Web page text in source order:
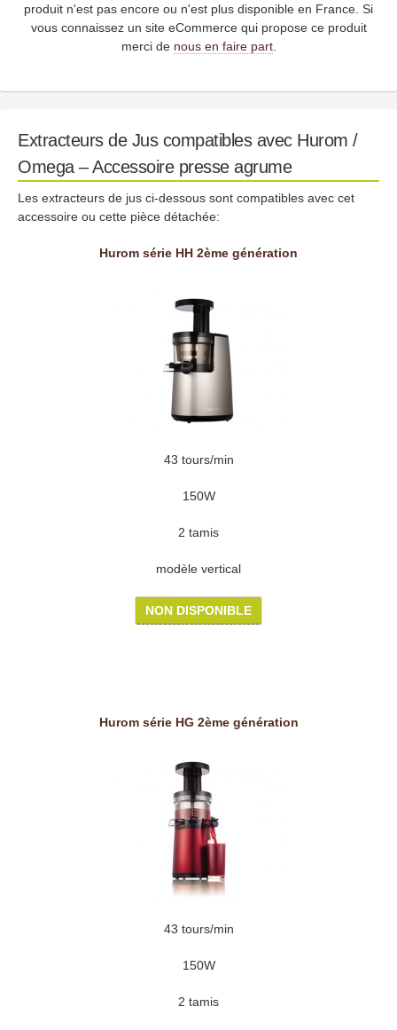
produit n'est pas encore ou n'est plus disponible en France. Si
vous connaissez un site eCommerce qui propose ce produit
merci de nous en faire part.
Extracteurs de Jus compatibles avec Hurom /
Omega – Accessoire presse agrume
Les extracteurs de jus ci-dessous sont compatibles avec cet
accessoire ou cette pièce détachée:
Hurom série HH 2ème génération
43 tours/min
150W
2 tamis
modèle vertical
NON DISPONIBLE
Hurom série HG 2ème génération
43 tours/min
150W
2 tamis